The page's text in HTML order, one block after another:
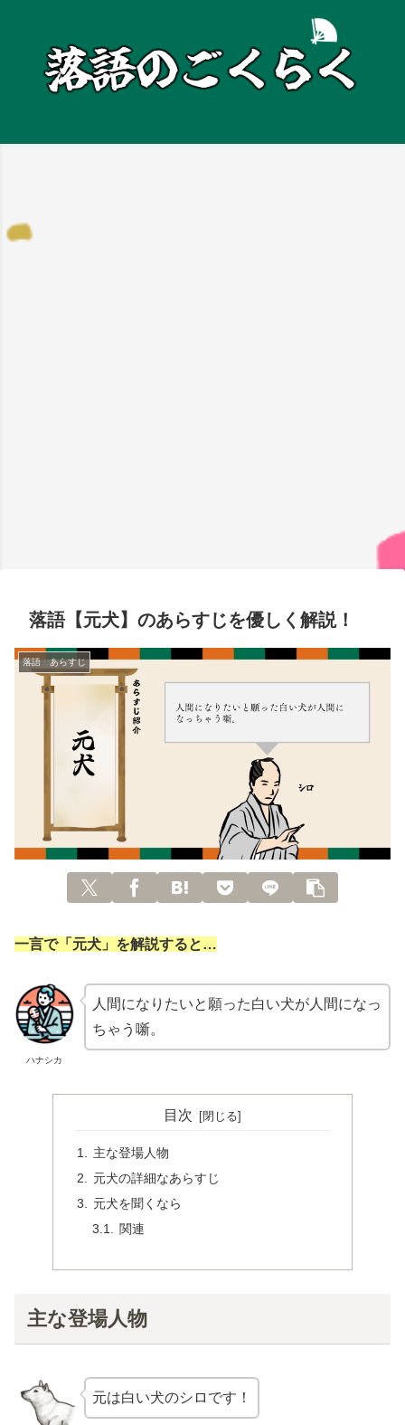
落語【元犬】のあらすじを優しく解説！
落語 あらすじ
一言で「元犬」を解説すると…
ハナシカ
人間になりたいと願った白い犬が人間になっ
ちゃう噺。
目次
主な登場人物
元犬の詳細なあらすじ
元犬を聞くなら
関連
主な登場人物
元は白い犬のシロです！